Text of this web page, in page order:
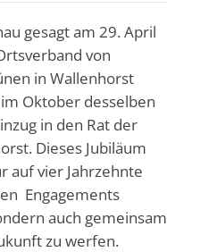
gesagt am 29. April
von
in Wallenhorst
Oktober desselben
in den Rat der
Dieses Jubiläum
auf vier Jahrzehnte
Engagements
auch gemeinsam
zu werfen.